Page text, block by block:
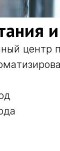
и
центр